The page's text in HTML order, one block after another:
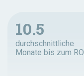
10.5
durchschnittliche
Monate bis zum ROI